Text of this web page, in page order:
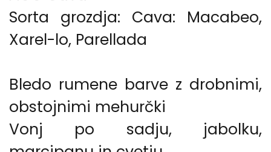
Sorta grozdja: Cava: Macabeo,
Xarel-lo, Parellada
Bledo rumene barve z drobnimi,
obstojnimi mehurčki
Vonj po sadju, jabolku,